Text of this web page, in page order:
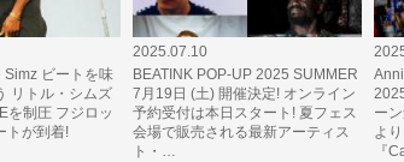
Simz ビートを味
リトル・シムズ
を制圧 フジロッ
トが到着!
2025.07.10
BEATINK POP-UP 2025 SUMMER
7月19日 (土) 開催決定! オンライン
予約受付は本日スタート! 夏フェス
会場で販売される最新アーティス
ト・…
ー
よ
『